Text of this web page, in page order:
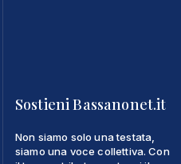
Sostieni Bassanonet.it
Non siamo solo una testata,
siamo una voce collettiva. Con